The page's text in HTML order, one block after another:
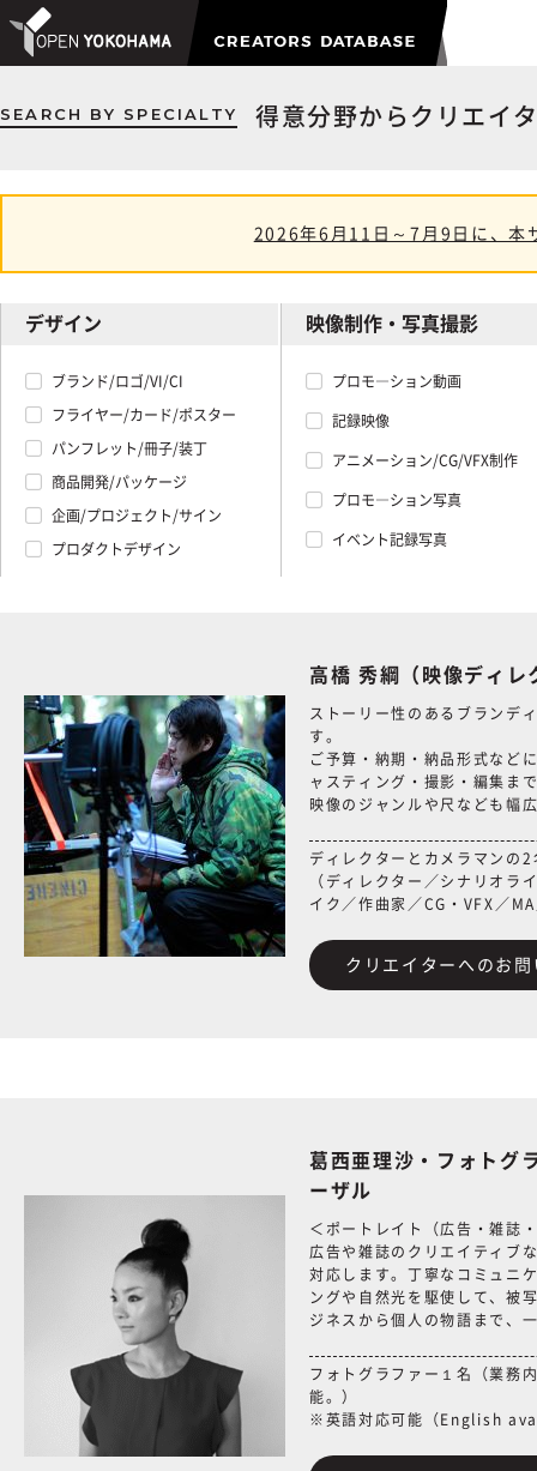
SEARCH BY SPECIALTY 得意分野からクリエイ
2026年6月11日～7月9日に、本
デザイン
ブランド/ロゴ/VI/CI
フライヤー/カード/ポスター
パンフレット/冊子/装丁
商品開発/パッケージ
企画/プロジェクト/サイン
プロダクトデザイン
映像制作・写真撮影
プロモ―ション動画
記録映像
アニメーション/CG/VFX制作
プロモ―ション写真
イベント記録写真
高橋 秀綱（映像ディレ
ストーリー性のあるブランデ
す。
ご予算・納期・納品形式など
ャスティング・撮影・編集ま
映像のジャンルや尺なども幅
ディレクターとカメラマンの
（ディレクター／シナリオラ
イク／作曲家／CG・VFX／
クリエイターへのお
葛西亜理沙・フォト
ーザル
＜ポートレイト（広告・雑誌
広告や雑誌のクリエイティブ
対応します。丁寧なコミュニ
ングや自然光を駆使して、被
ジネスから個人の物語まで、
フォトグラファー１名（業務
能。）
※英語対応可能（English